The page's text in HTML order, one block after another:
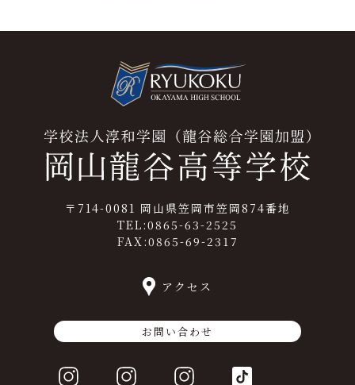
〒714-0081 岡山県笠岡市笠岡874番地
TEL:0865-63-2525
FAX:0865-69-2317
アクセス
お問い合わせ